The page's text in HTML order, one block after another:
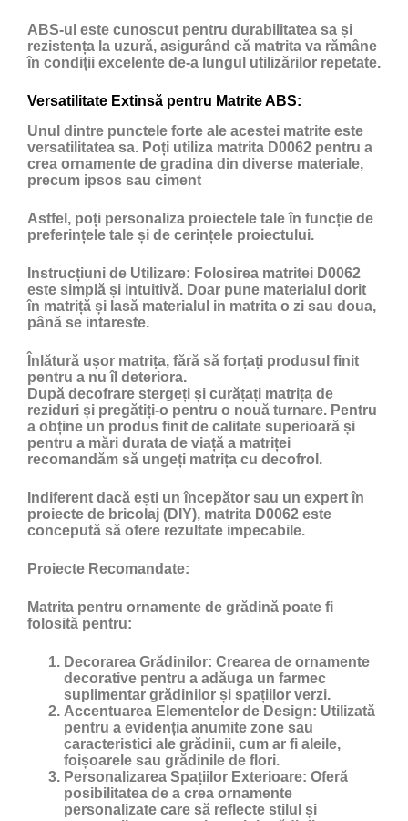
ABS-ul este cunoscut pentru durabilitatea sa și
rezistența la uzură, asigurând că matrita va rămâne
în condiții excelente de-a lungul utilizărilor repetate.
Versatilitate Extinsă pentru Matrite ABS:
Unul dintre punctele forte ale acestei matrite este
versatilitatea sa. Poți utiliza matrita D0062 pentru a
crea ornamente de gradina din diverse materiale,
precum ipsos sau ciment
Astfel, poți personaliza proiectele tale în funcție de
preferințele tale și de cerințele proiectului.
Instrucțiuni de Utilizare: Folosirea matritei D0062
este simplă și intuitivă. Doar pune materialul dorit
în matriță și lasă materialul in matrita o zi sau doua,
până se intareste.
Înlătură ușor matrița, fără să forțați produsul finit
pentru a nu îl deteriora.
După decofrare stergeți și curățați matrița de
reziduri și pregătiți-o pentru o nouă turnare. Pentru
a obține un produs finit de calitate superioară și
pentru a mări durata de viață a matriței
recomandăm să ungeți matrița cu decofrol .
Indiferent dacă ești un începător sau un expert în
proiecte de bricolaj (DIY), matrita D0062 este
concepută să ofere rezultate impecabile.
Proiecte Recomandate:
Matrita pentru ornamente de grădină poate fi
folosită pentru:
Decorarea Grădinilor: Crearea de ornamente
decorative pentru a adăuga un farmec
suplimentar grădinilor și spațiilor verzi.
Accentuarea Elementelor de Design: Utilizată
pentru a evidenția anumite zone sau
caracteristici ale grădinii, cum ar fi aleile,
foișoarele sau grădinile de flori.
Personalizarea Spațiilor Exterioare: Oferă
posibilitatea de a crea ornamente
personalizate care să reflecte stilul și